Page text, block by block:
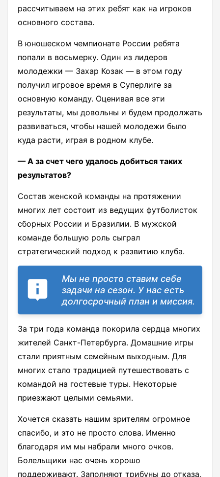
рассчитываем на этих ребят как на игроков
основного состава.
В юношеском чемпионате России ребята
попали в восьмерку. Один из лидеров
молодежки — Захар Козак — в этом году
получил игровое время в Суперлиге за
основную команду. Оценивая все эти
результаты, мы довольны и будем продолжать
развиваться, чтобы нашей молодежи было
куда расти, играя в родном клубе.
— А за счет чего удалось добиться таких
результатов?
Состав женской команды на протяжении
многих лет состоит из ведущих футболисток
сборных России и Бразилии. В мужской
команде большую роль сыграл
стратегический подход к развитию клуба.
Мы не просто ставим себе
задачи на сезон. У нас есть
долгосрочный план и миссия.
За три года команда покорила сердца многих
жителей Санкт-Петербурга. Домашние игры
стали приятным семейным выходным. Для
многих стало традицией путешествовать с
командой на гостевые туры. Некоторые
приезжают целыми семьями.
Хочется сказать нашим зрителям огромное
спасибо, и это не просто слова. Именно
благодаря им мы набрали много очков.
Болельщики нас очень хорошо
поддерживают. Заполняют трибуны до отказа,